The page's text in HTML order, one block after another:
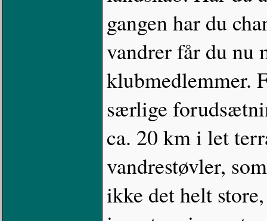
gangen har du
vandrer får du nu
klubmedlemmer.
særlige
ca. 20 km i let
vandrestøvler,
ikke det helt